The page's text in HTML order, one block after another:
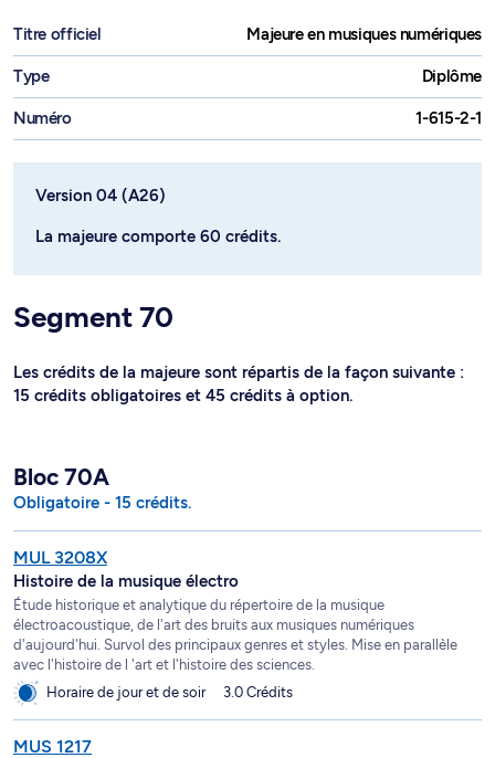
Titre officiel Majeure en musiques numériques
Type Diplôme
Numéro 1-615-2-1
Version 04 (A26)
La majeure comporte 60 crédits.
Segment 70
Les crédits de la majeure sont répartis de la façon suivante :
15 crédits obligatoires et 45 crédits à option.
Bloc 70A
Obligatoire - 15 crédits.
MUL 3208X
Histoire de la musique électro
Étude historique et analytique du répertoire de la musique
électroacoustique, de l'art des bruits aux musiques numériques
d'aujourd'hui. Survol des principaux genres et styles. Mise en parallèle
avec l'histoire de l 'art et l'histoire des sciences.
Horaire de jour et de soir
3.0 Crédits
MUS 1217